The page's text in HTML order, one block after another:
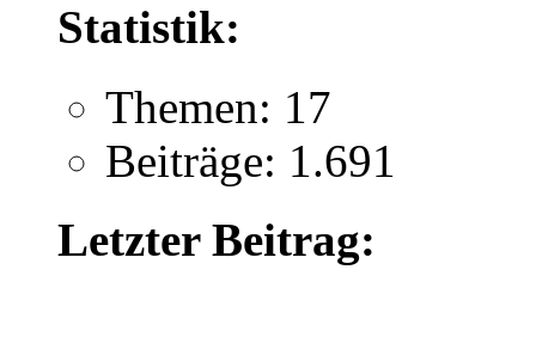
Statistik:
Themen: 17
Beiträge: 1.691
Letzter Beitrag: